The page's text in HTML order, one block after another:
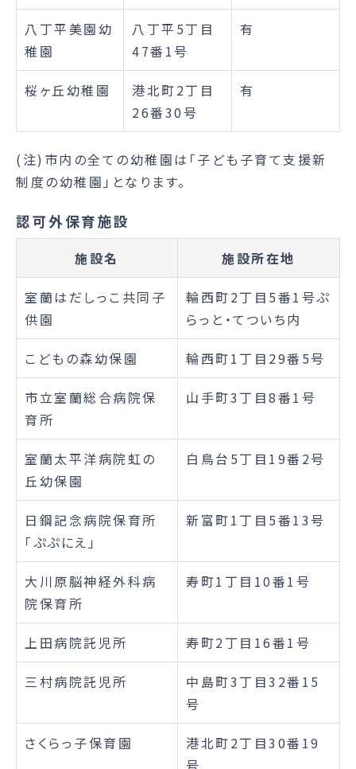
八丁平美園幼
稚園
八丁平5丁目
47番1号
有
桜ヶ丘幼稚園
港北町2丁目
26番30号
有
(注)市内の全ての幼稚園は「子ども子育て支援新
制度の幼稚園」となります。
認可外保育施設
施設名 施設所在地
室蘭はだしっこ共同子
供園
輪西町2丁目5番1号ぷ
らっと・てついち内
こどもの森幼保園 輪西町1丁目29番5号
市立室蘭総合病院保
育所
山手町3丁目8番1号
室蘭太平洋病院虹の
丘幼保園
白鳥台5丁目19番2号
日鋼記念病院保育所
「ぷぷにえ」
新富町1丁目5番13号
大川原脳神経外科病
院保育所
寿町1丁目10番1号
上田病院託児所 寿町2丁目16番1号
三村病院託児所
中島町3丁目32番15
号
さくらっ子保育園
港北町2丁目30番19
号